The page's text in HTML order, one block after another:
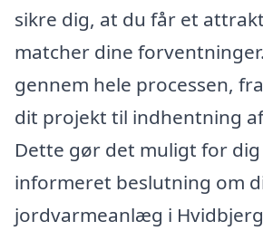
sikre dig, at du får et
matcher dine
gennem hele processen,
dit projekt til indhentning
Dette gør det muligt for
informeret beslutning om
jordvarmeanlæg i